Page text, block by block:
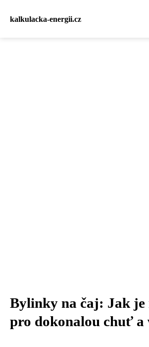
kalkulacka-energii.cz
Bylinky na čaj: Jak je
pro dokonalou chuť a